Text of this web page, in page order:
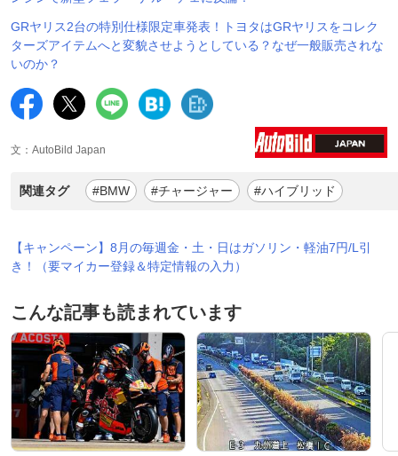
GRヤリス2台の特別仕様限定車発表！トヨタはGRヤリスをコレク
ターズアイテムへと変貌させようとしている？なぜ一般販売されな
いのか？
文：AutoBild Japan
関連タグ #BMW #チャージャー #ハイブリッド
【キャンペーン】8月の毎週金・土・日はガソリン・軽油7円/L引
き！（要マイカー登録＆特定情報の入力）
こんな記事も読まれています